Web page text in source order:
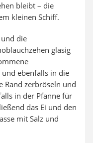
bleibt – die
kleinen Schiff.
und die
glasig
ebenfalls in die
Rand zerbröseln und
in der Pfanne für
das Ei und den
mit Salz und